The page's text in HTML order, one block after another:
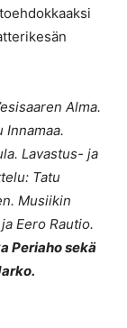
Alma.
Innamaa.
Lavastus- ja
Tatu
Musiikin
Eero Rautio.
Periaho sekä